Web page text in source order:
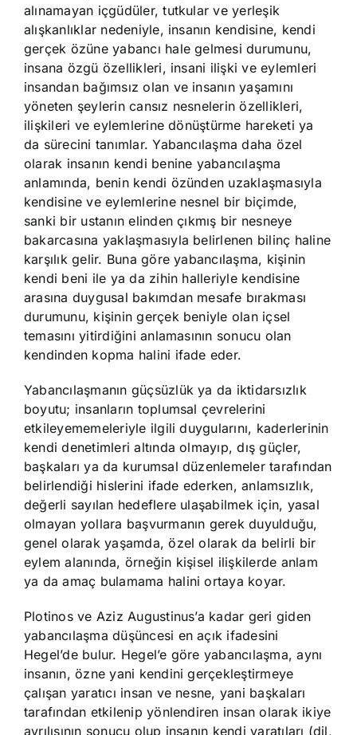
alınamayan içgüdüler, tutkular ve yerleşik
alışkanlıklar nedeniyle, insanın kendisine, kendi
gerçek özüne yabancı hale gelmesi durumunu,
insana özgü özellikleri, insani ilişki ve eylemleri
insandan bağımsız olan ve insanın yaşamını
yöneten şeylerin cansız nesnelerin özellikleri,
ilişkileri ve eylemlerine dönüştürme hareketi ya
da sürecini tanımlar. Yabancılaşma daha özel
olarak insanın kendi benine yabancılaşma
anlamında, benin kendi özünden uzaklaşmasıyla
kendisine ve eylemlerine nesnel bir biçimde,
sanki bir ustanın elinden çıkmış bir nesneye
bakarcasına yaklaşmasıyla belirlenen bilinç haline
karşılık gelir. Buna göre yabancılaşma, kişinin
kendi beni ile ya da zihin halleriyle kendisine
arasına duygusal bakımdan mesafe bırakması
durumunu, kişinin gerçek beniyle olan içsel
temasını yitirdiğini anlamasının sonucu olan
kendinden kopma halini ifade eder.
Yabancılaşmanın güçsüzlük ya da iktidarsızlık
boyutu; insanların toplumsal çevrelerini
etkileyememeleriyle ilgili duygularını, kaderlerinin
kendi denetimleri altında olmayıp, dış güçler,
başkaları ya da kurumsal düzenlemeler tarafından
belirlendiği hislerini ifade ederken, anlamsızlık,
değerli sayılan hedeflere ulaşabilmek için, yasal
olmayan yollara başvurmanın gerek duyulduğu,
genel olarak yaşamda, özel olarak da belirli bir
eylem alanında, örneğin kişisel ilişkilerde anlam
ya da amaç bulamama halini ortaya koyar.
Plotinos ve Aziz Augustinus’a kadar geri giden
yabancılaşma düşüncesi en açık ifadesini
Hegel’de bulur. Hegel’e göre yabancılaşma, aynı
insanın, özne yani kendini gerçekleştirmeye
çalışan yaratıcı insan ve nesne, yani başkaları
tarafından etkilenip yönlendiren insan olarak ikiye
ayrılışının sonucu olup insanın kendi yaratıları (dil,